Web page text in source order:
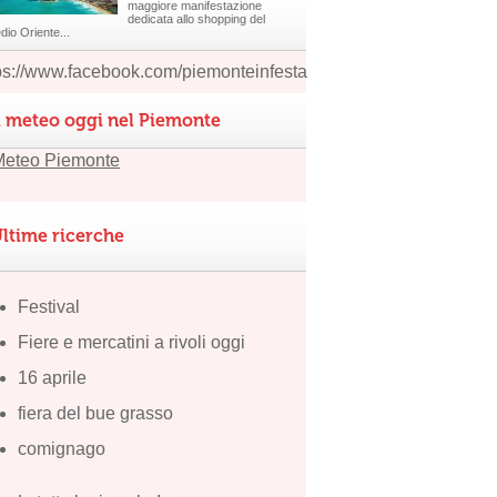
maggiore manifestazione
dedicata allo shopping del
Oriente...
www.facebook.com/piemonteinfesta
meteo oggi nel Piemonte
ricerche
Festival
Fiere e mercatini a rivoli oggi
16 aprile
fiera del bue grasso
comignago